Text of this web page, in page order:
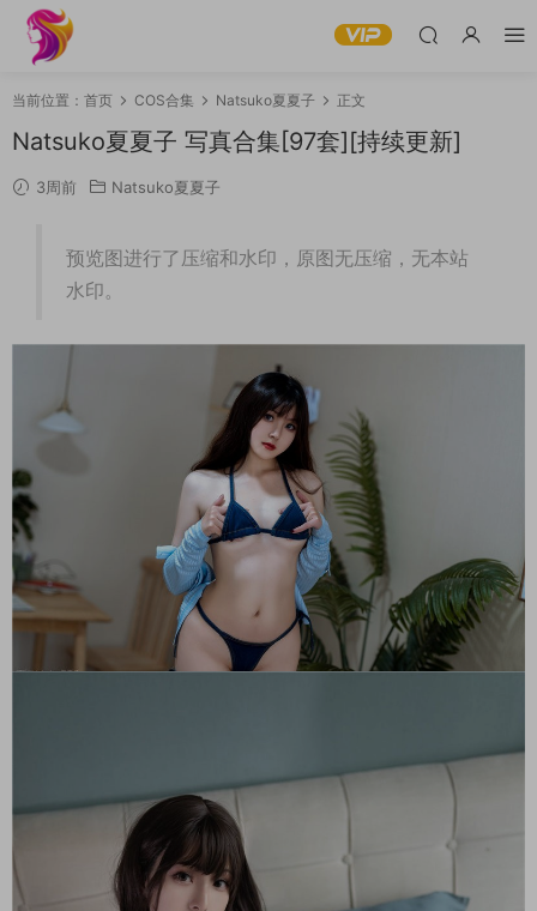
当前位置： 首页 COS合集 Natsuko夏夏子 正文
Natsuko夏夏子 写真合集[97套][持续更新]
3周前 Natsuko夏夏子
预览图进行了压缩和水印，原图无压缩，无本站
水印。